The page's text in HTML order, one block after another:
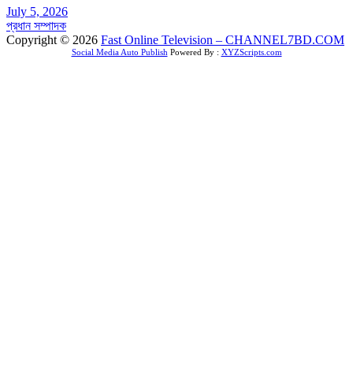
July 5, 2026
প্রধান সম্পাদক
Copyright © 2026 Fast Online Television – CHANNEL7BD.COM
Social Media Auto Publish Powered By : XYZScripts.com